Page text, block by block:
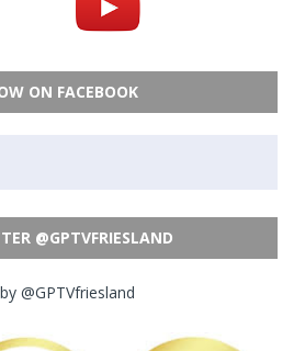
ON FACEBOOK
@GPTVFRIESLAND
@GPTVfriesland